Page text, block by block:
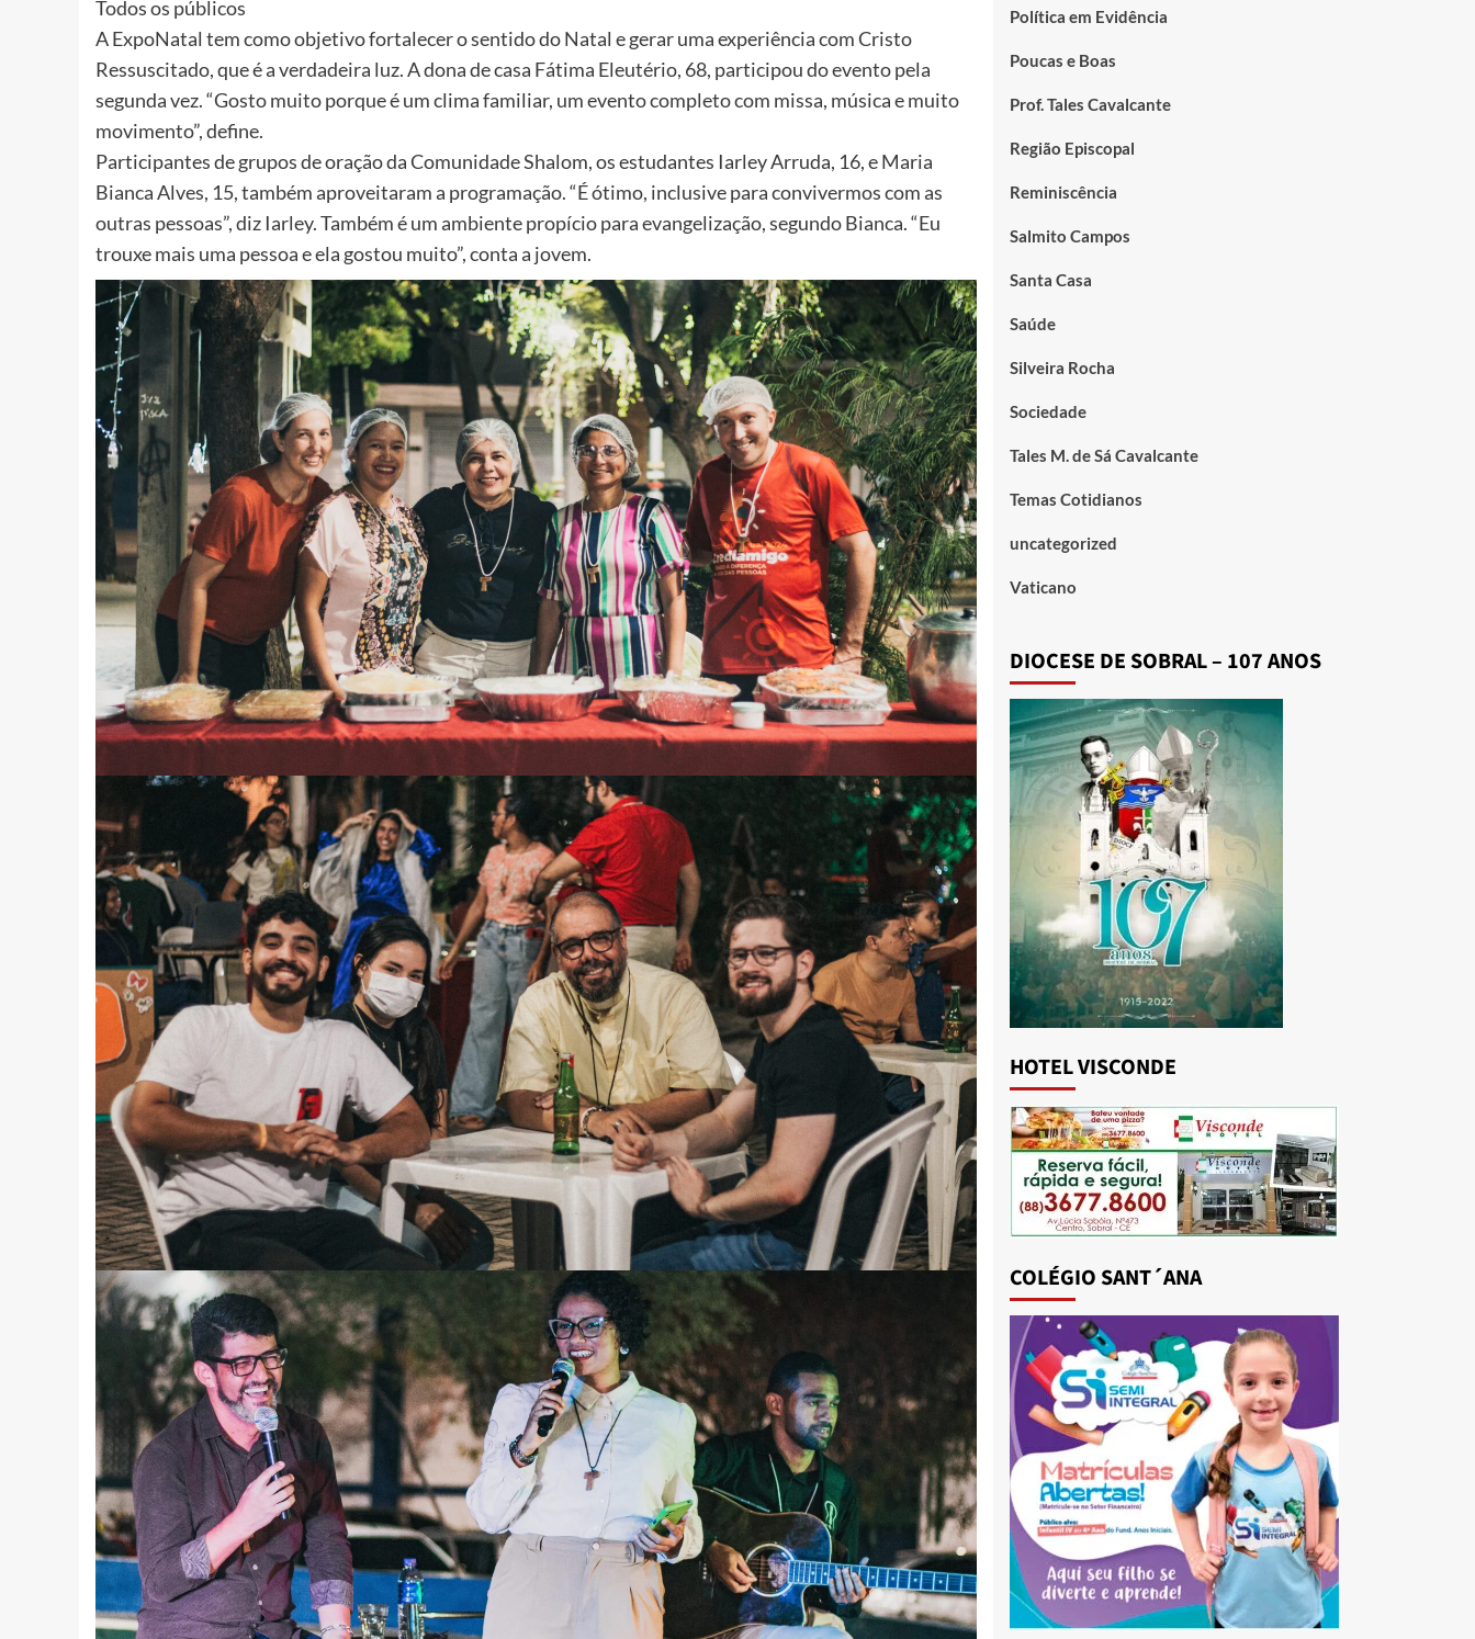
Todos os públicos
A ExpoNatal tem como objetivo fortalecer o sentido do Natal e gerar uma experiência com Cristo
Ressuscitado, que é a verdadeira luz. A dona de casa Fátima Eleutério, 68, participou do evento pela
segunda vez. “Gosto muito porque é um clima familiar, um evento completo com missa, música e muito
movimento”, define.
Participantes de grupos de oração da Comunidade Shalom, os estudantes Iarley Arruda, 16, e Maria
Bianca Alves, 15, também aproveitaram a programação. “É ótimo, inclusive para convivermos com as
outras pessoas”, diz Iarley. Também é um ambiente propício para evangelização, segundo Bianca. “Eu
trouxe mais uma pessoa e ela gostou muito”, conta a jovem.
Política em Evidência
Poucas e Boas
Prof. Tales Cavalcante
Região Episcopal
Reminiscência
Salmito Campos
Santa Casa
Saúde
Silveira Rocha
Sociedade
Tales M. de Sá Cavalcante
Temas Cotidianos
uncategorized
Vaticano
DIOCESE DE SOBRAL – 107 ANOS
HOTEL VISCONDE
COLÉGIO SANT´ANA